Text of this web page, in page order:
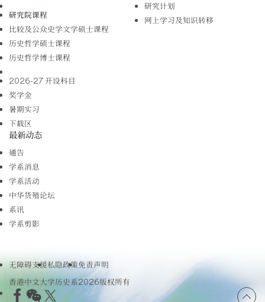
研究院课程
比较及公众史学文学硕士课程
历史哲学硕士课程
历史哲学博士课程
2026-27 开设科目
奖学金
暑期实习
下载区
研究计划
网上学习及知识转移
最新动态
通告
学系消息
学系活动
中华货殖论坛
系讯
学系剪影
无障碍支援私隐政策免责声明
香港中文大学历史系2026版权所有